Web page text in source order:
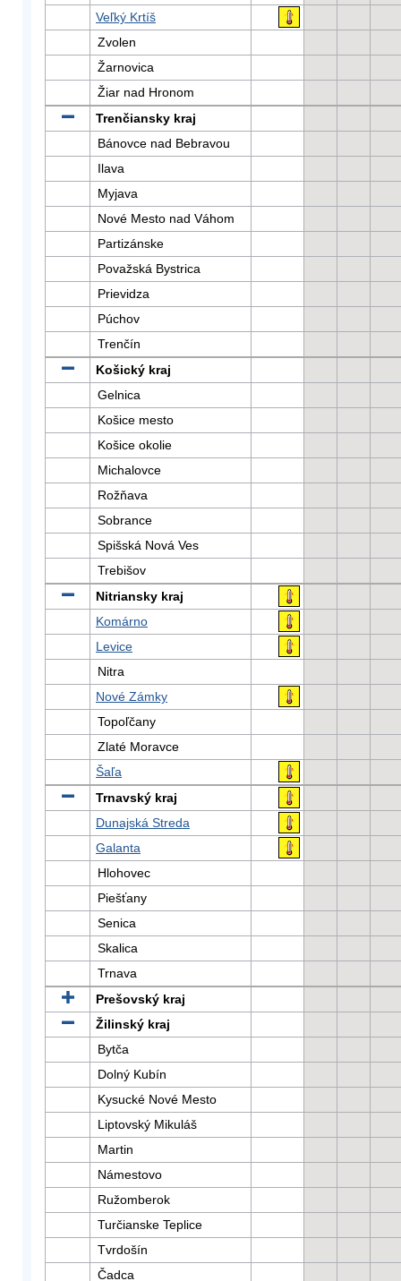
Veľký Krtíš
Zvolen
Žarnovica
Žiar nad Hronom
Trenčiansky kraj
Bánovce nad Bebravou
Ilava
Myjava
Nové Mesto nad Váhom
Partizánske
Považská Bystrica
Prievidza
Púchov
Trenčín
Košický kraj
Gelnica
Košice mesto
Košice okolie
Michalovce
Rožňava
Sobrance
Spišská Nová Ves
Trebišov
Nitriansky kraj
Komárno
Levice
Nitra
Nové Zámky
Topoľčany
Zlaté Moravce
Šaľa
Trnavský kraj
Dunajská Streda
Galanta
Hlohovec
Piešťany
Senica
Skalica
Trnava
Prešovský kraj
Žilinský kraj
Bytča
Dolný Kubín
Kysucké Nové Mesto
Liptovský Mikuláš
Martin
Námestovo
Ružomberok
Turčianske Teplice
Tvrdošín
Čadca